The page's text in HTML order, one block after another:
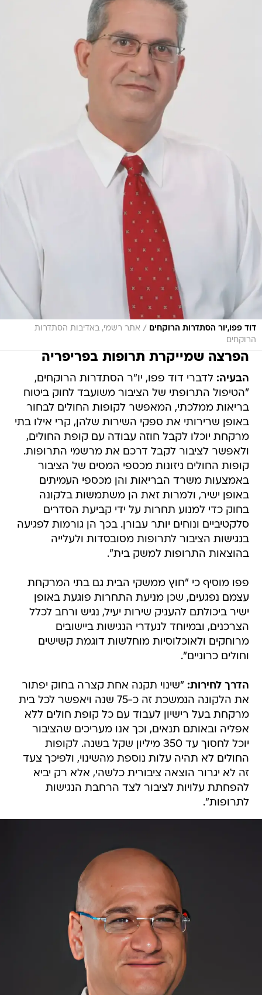
דוד פפו,יור הסתדרות הרוקחים / אתר רשמי, באדיבות הסתדרות
הרוקחים
הפרצה שמייקרת תרופות בפריפריה
הבעיה: לדברי דוד פפו, יו"ר הסתדרות הרוקחים,
"הטיפול התרופתי של הציבור משועבד לחוק ביטוח
בריאות ממלכתי, המאפשר לקופות החולים לבחור
באופן שרירותי את ספקי השירות שלהן, קרי אילו בתי
מרקחת יוכלו לקבל חוזה עבודה עם קופת החולים,
ולאפשר לציבור לקבל דרכם את מרשמי התרופות.
קופות החולים ניזונות מכספי המסים של הציבור
באמצעות משרד הבריאות והן מכספי העמיתים
באופן ישיר, ולמרות זאת הן משתמשות בלקונה
בחוק כדי למנוע תחרות על ידי קביעת הסדרים
סלקטיביים ונוחים יותר עבורן. בכך הן גורמות לפגיעה
בנגישות הציבור לתרופות מסובסדות ולעלייה
בהוצאות התרופות למשק בית".
פפו מוסיף כי "חוץ ממשקי הבית גם בתי המרקחת
עצמם נפגעים, שכן מניעת התחרות פוגעת באופן
ישיר ביכולתם להעניק שירות יעיל, נגיש ורחב לכלל
הצרכנים, ובמיוחד לנעדרי הנגישות ביישובים
מרוחקים ולאוכלוסיות מוחלשות דוגמת קשישים
וחולים כרוניים".
הדרך לחירות: "שינוי תקנה אחת קצרה בחוק יפתור
את הלקונה הנמשכת זה כ-75 שנה ויאפשר לכל בית
מרקחת בעל רישיון לעבוד עם כל קופת חולים ללא
אפליה ובאותם תנאים, וכך אנו מעריכים שהציבור
יוכל לחסוך עד 350 מיליון שקל בשנה. לקופות
החולים לא תהיה עלות נוספת מהשינוי, ולפיכך צעד
זה לא יגרור הוצאה ציבורית כלשהי, אלא רק יביא
להפחתת עלויות לציבור לצד הרחבת הנגישות
לתרופות".